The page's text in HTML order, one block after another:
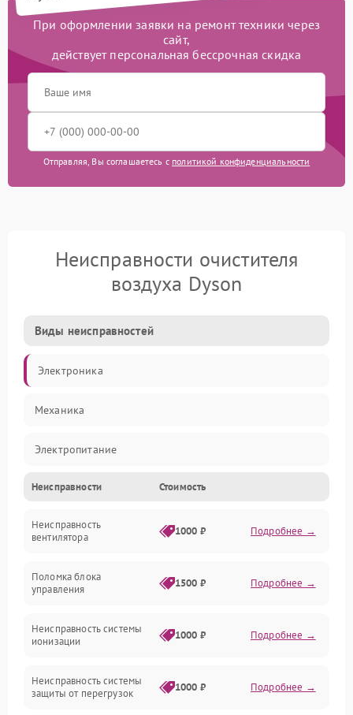
При оформлении заявки на ремонт техники через
сайт,
действует персональная бессрочная скидка
Отправляя, Вы соглашаетесь с политикой конфиденциальности
Неисправности очистителя
воздуха Dyson
Виды неисправностей
Электроника
Механика
Электропитание
Фильтры
Механические повреждения
Сеть
Неисправности Стоимость
Неисправность
вентилятора
1000 ₽ Подробнее →
Поломка блока
управления
1500 ₽ Подробнее →
Неисправность системы
ионизации
1000 ₽ Подробнее →
Неисправность системы
защиты от перегрузок
1000 ₽ Подробнее →